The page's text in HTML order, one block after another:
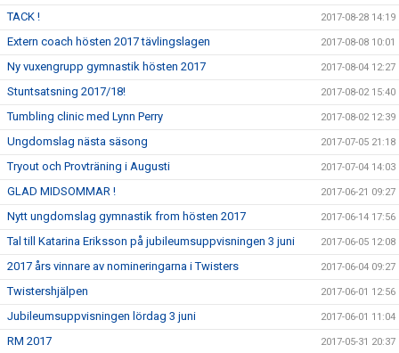
TACK ! 2017-08-28 14:19
Extern coach hösten 2017 tävlingslagen 2017-08-08 10:01
Ny vuxengrupp gymnastik hösten 2017 2017-08-04 12:27
Stuntsatsning 2017/18! 2017-08-02 15:40
Tumbling clinic med Lynn Perry 2017-08-02 12:39
Ungdomslag nästa säsong 2017-07-05 21:18
Tryout och Provträning i Augusti 2017-07-04 14:03
GLAD MIDSOMMAR ! 2017-06-21 09:27
Nytt ungdomslag gymnastik from hösten 2017 2017-06-14 17:56
Tal till Katarina Eriksson på jubileumsuppvisningen 3 juni 2017-06-05 12:08
2017 års vinnare av nomineringarna i Twisters 2017-06-04 09:27
Twistershjälpen 2017-06-01 12:56
Jubileumsuppvisningen lördag 3 juni 2017-06-01 11:04
RM 2017 2017-05-31 20:37